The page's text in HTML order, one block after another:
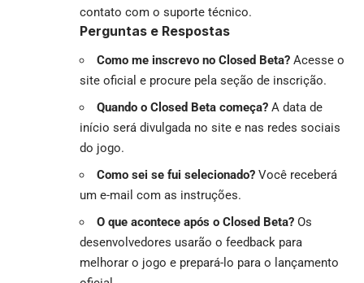
contato com o suporte técnico.
Perguntas e Respostas
Como me inscrevo no Closed Beta? Acesse o
site oficial e procure pela seção de inscrição.
Quando o Closed Beta começa? A data de
início será divulgada no site e nas redes sociais
do jogo.
Como sei se fui selecionado? Você receberá
um e-mail com as instruções.
O que acontece após o Closed Beta? Os
desenvolvedores usarão o feedback para
melhorar o jogo e prepará-lo para o lançamento